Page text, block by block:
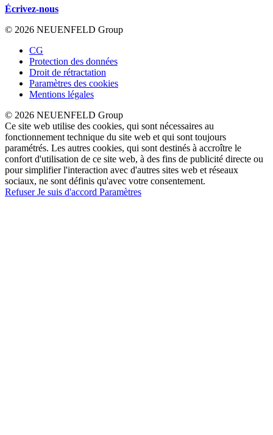
Écrivez-nous
© 2026 NEUENFELD Group
CG
Protection des données
Droit de rétractation
Paramètres des cookies
Mentions légales
© 2026 NEUENFELD Group
Ce site web utilise des cookies, qui sont nécessaires au
fonctionnement technique du site web et qui sont toujours
paramétrés. Les autres cookies, qui sont destinés à accroître le
confort d'utilisation de ce site web, à des fins de publicité directe ou
pour simplifier l'interaction avec d'autres sites web et réseaux
sociaux, ne sont définis qu'avec votre consentement.
RefuserJe suis d'accord Paramètres